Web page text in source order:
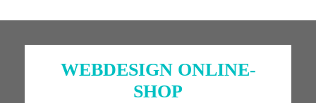
WEBDESIGN ONLINE-
SHOP